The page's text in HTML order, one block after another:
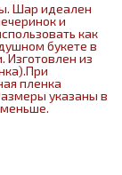
Шар идеален
и
как
букете в
Изготовлен из
пленка
указаны в